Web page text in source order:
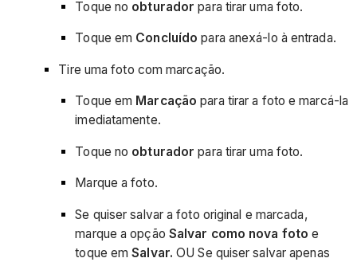
Toque no obturador para tirar uma foto.
Toque em Concluído para anexá-lo à entrada.
Tire uma foto com marcação.
Toque em Marcação para tirar a foto e marcá-la
imediatamente.
Toque no obturador para tirar uma foto.
Marque a foto.
Se quiser salvar a foto original e marcada,
marque a opção Salvar como nova foto e
toque emSalvar. OU Se quiser salvar apenas